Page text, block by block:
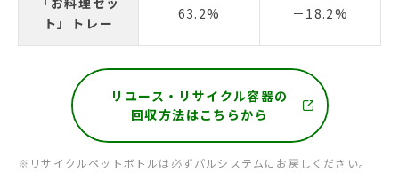
ト」トレー
63.2% －18.2%
リユース・リサイクル容器の
回収方法はこちらから
※リサイクルペットボトルは必ずパルシステムにお戻しください。